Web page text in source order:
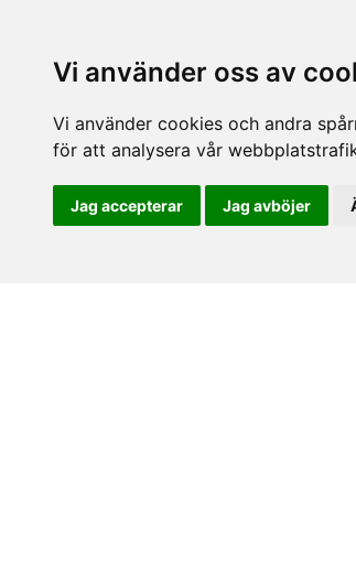
Vi använder oss av
Vi använder cookies och andra
för att analysera vår
Jag accepterar Jag avböjer